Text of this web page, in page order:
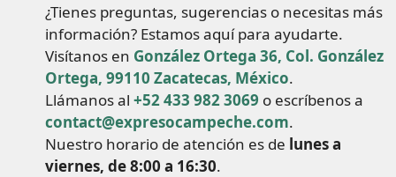
¿Tienes preguntas, sugerencias o necesitas más
información? Estamos aquí para ayudarte.
Visítanos en González Ortega 36, Col. González
Ortega, 99110 Zacatecas, México.
Llámanos al +52 433 982 3069 o escríbenos a
contact@expresocampeche.com.
Nuestro horario de atención es de lunes a
viernes, de 8:00 a 16:30.